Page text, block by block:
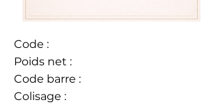
Code :
Poids net :
Code barre :
Colisage :